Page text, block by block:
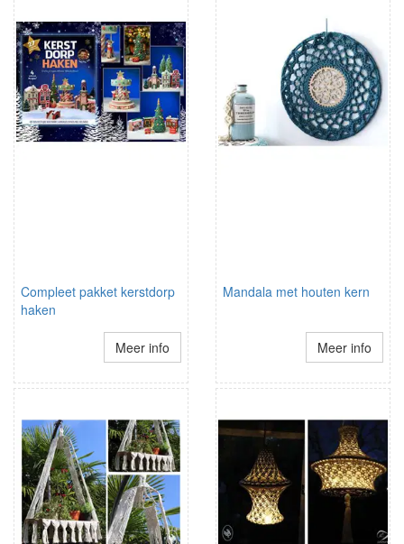
Compleet pakket kerstdorp
haken
Meer info
Mandala met houten kern
Meer info